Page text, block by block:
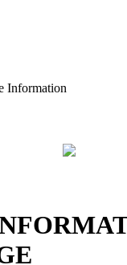
Information